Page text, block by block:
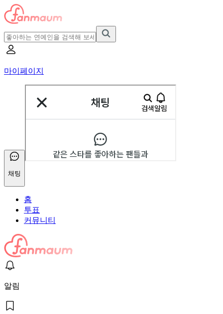
마이페이지
채팅
홈
투표
커뮤니티
알림